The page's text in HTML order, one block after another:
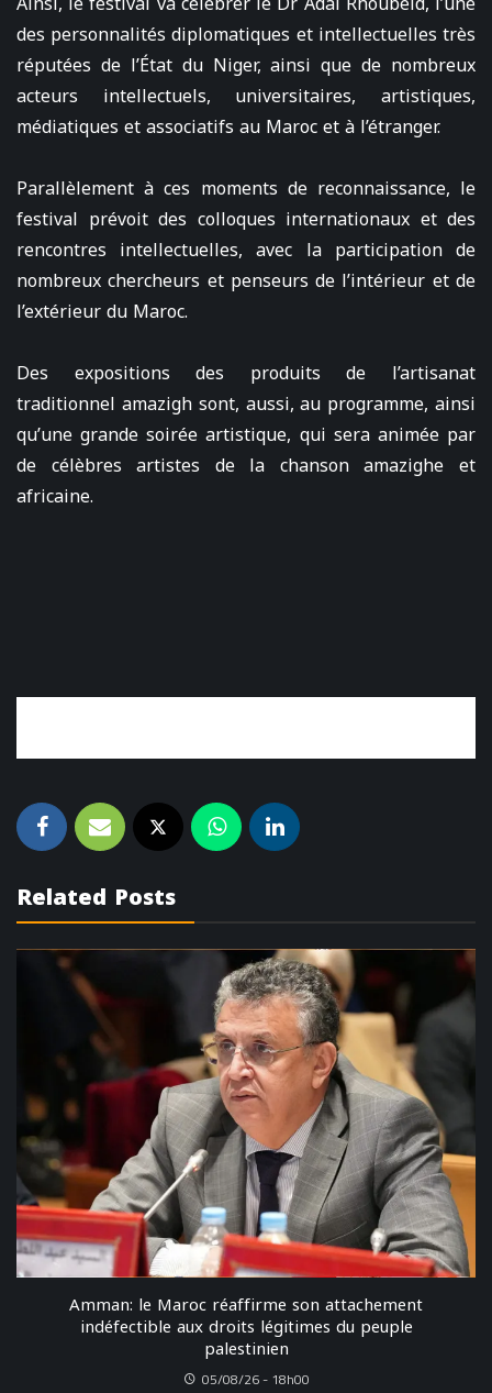
des personnalités diplomatiques et intellectuelles très
réputées de l’État du Niger, ainsi que de nombreux
acteurs intellectuels, universitaires, artistiques,
médiatiques et associatifs au Maroc et à l’étranger.
Parallèlement à ces moments de reconnaissance, le
festival prévoit des colloques internationaux et des
rencontres intellectuelles, avec la participation de
nombreux chercheurs et penseurs de l’intérieur et de
l’extérieur du Maroc.
Des expositions des produits de l’artisanat
traditionnel amazigh sont, aussi, au programme, ainsi
qu’une grande soirée artistique, qui sera animée par
de célèbres artistes de la chanson amazighe et
africaine.
Related Posts
Amman: le Maroc réaffirme son attachement
indéfectible aux droits légitimes du peuple
palestinien
05/08/26 - 18h00